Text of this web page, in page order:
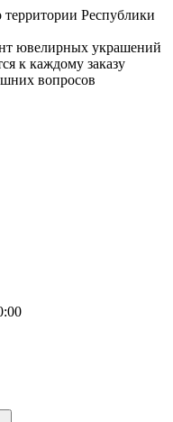
территории Республики
ювелирных украшений
к каждому заказу
вопросов